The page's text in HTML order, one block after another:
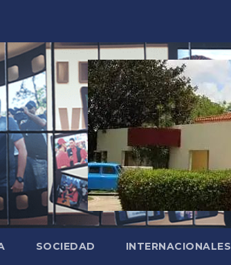
SOCIEDAD INTERNACIONALES